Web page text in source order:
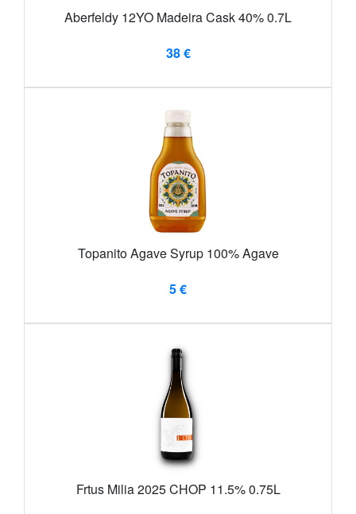
Aberfeldy 12YO Madeira Cask 40% 0.7L
38 €
Topanito Agave Syrup 100% Agave
5 €
Frtus Milia 2025 CHOP 11.5% 0.75L